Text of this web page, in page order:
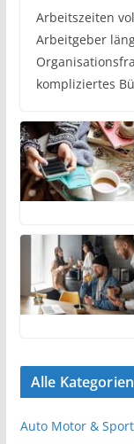
Arbeitszeiten
Arbeitgeber
kompliziertes
Alle Kategorien
Auto Motor & Sport